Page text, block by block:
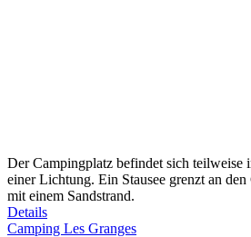
Der Campingplatz befindet sich teilweise
einer Lichtung. Ein Stausee grenzt an
mit einem Sandstrand.
Details
Camping Les Granges